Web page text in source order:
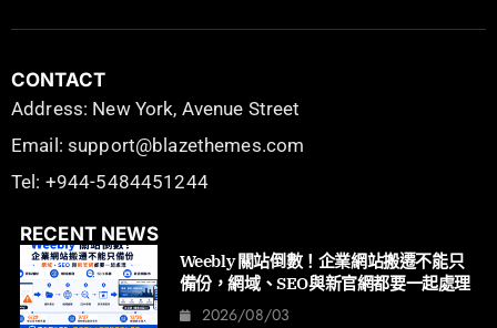
CONTACT
Address: New York, Avenue Street
Email: support@blazethemes.com
Tel: +944-5484451244
RECENT NEWS
Weebly 關站倒數！企業網站搬遷不能只
備份，網域、SEO與新官網都要一起處理
2026/08/03